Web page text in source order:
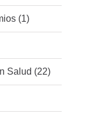
(1)
Salud (22)